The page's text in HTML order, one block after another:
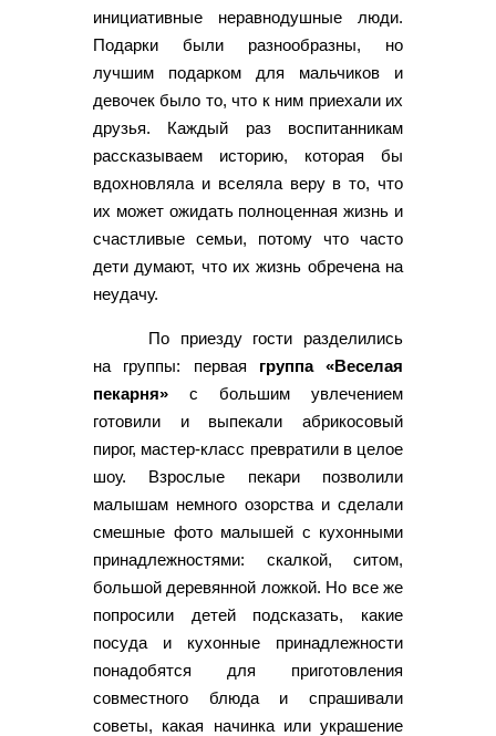
инициативные неравнодушные люди.
Подарки были разнообразны, но
лучшим подарком для мальчиков и
девочек было то, что к ним приехали их
друзья. Каждый раз воспитанникам
рассказываем историю, которая бы
вдохновляла и вселяла веру в то, что
их может ожидать полноценная жизнь и
счастливые семьи, потому что часто
дети думают, что их жизнь обречена на
неудачу.
По приезду гости разделились
на группы: первая группа «Веселая
пекарня» с большим увлечением
готовили и выпекали абрикосовый
пирог, мастер-класс превратили в целое
шоу. Взрослые пекари позволили
малышам немного озорства и сделали
смешные фото малышей с кухонными
принадлежностями: скалкой, ситом,
большой деревянной ложкой. Но все же
попросили детей подсказать, какие
посуда и кухонные принадлежности
понадобятся для приготовления
совместного блюда и спрашивали
советы, какая начинка или украшение